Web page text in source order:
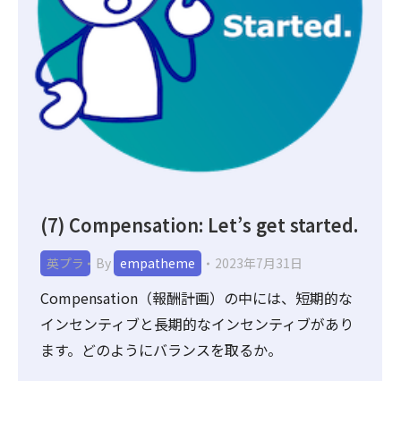
(7) Compensation: Let’s get started.
英プラ By empatheme 2023年7月31日
Compensation（報酬計画）の中には、短期的な
インセンティブと長期的なインセンティブがあり
ます。どのようにバランスを取るか。